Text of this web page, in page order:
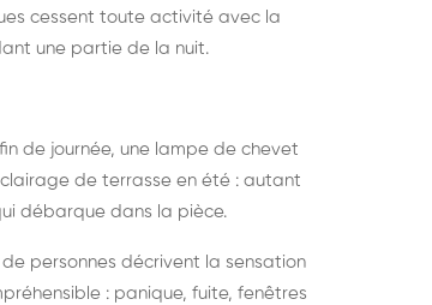
cessent toute activité avec la
une partie de la nuit.
de journée, une lampe de chevet
de terrasse en été : autant
débarque dans la pièce.
personnes décrivent la sensation
: panique, fuite, fenêtres